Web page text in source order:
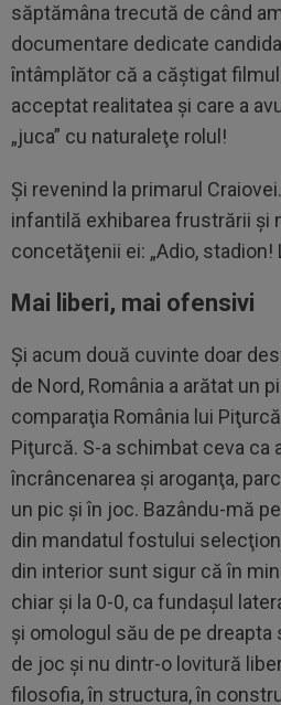
săptămâna trecută de când
documentare dedicate
întâmplător că a căştigat
acceptat realitatea şi care a
„juca” cu naturaleţe rolul!
Şi revenind la primarul
infantilă exhibarea frustrării şi
concetăţenii ei: „Adio, stadion!
Mai liberi, mai ofensivi
Şi acum două cuvinte doar
de Nord, România a arătat un
comparaţia România lui
Piţurcă. S-a schimbat ceva ca
încrâncenarea şi aroganţa,
un pic şi în joc. Bazându-mă
din mandatul fostului
din interior sunt sigur că în
chiar şi la 0-0, ca fundaşul
şi omologul său de pe
de joc şi nu dintr-o lovitură
filosofia, în structura, în